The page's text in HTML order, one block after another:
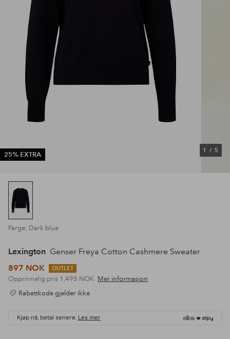
25% EXTRA
1 / 5
Farge: Dark blue
Lexington Genser Freya Cotton Cashmere Sweater
897 NOK
OUTLET
Opprinnelig pris 1,495 NOK Mer informasjon
Rabattkode gjelder ikke
Kjøp nå, betal senere. Les mer